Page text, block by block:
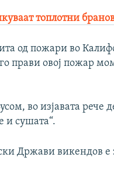
топлотни
од пожари во
прави овој пожар
во изјавата рече
и сушата“.
Држави викендов е